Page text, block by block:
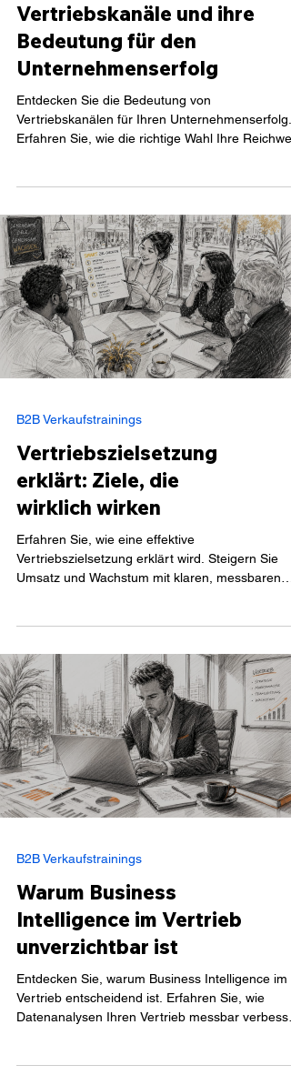
Vertriebskanäle und ihre
Bedeutung für den
Unternehmenserfolg
Entdecken Sie die Bedeutung von
Vertriebskanälen für Ihren Unternehmenserfolg.
Erfahren Sie, wie die richtige Wahl Ihre
B2B Verkaufstrainings
Vertriebszielsetzung
erklärt: Ziele, die
wirklich wirken
Erfahren Sie, wie eine effektive
Vertriebszielsetzung erklärt wird. Steigern Sie
Umsatz und Wachstum mit klaren, messbaren
B2B Verkaufstrainings
Warum Business
Intelligence im Vertrieb
unverzichtbar ist
Entdecken Sie, warum Business Intelligence im
Vertrieb entscheidend ist. Erfahren Sie, wie
Datenanalysen Ihren Vertrieb messbar